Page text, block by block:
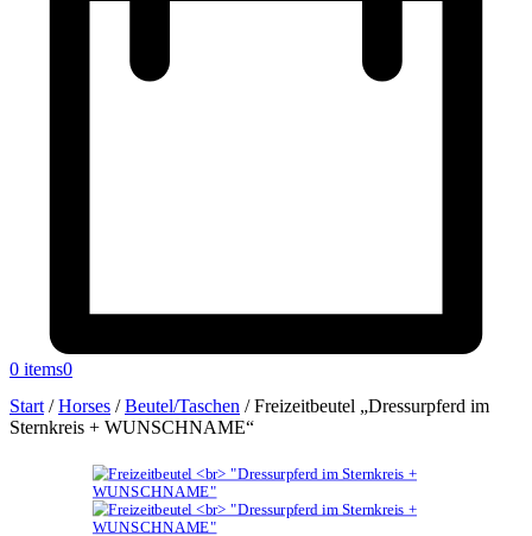
0 items0
Start /Horses /Beutel/Taschen /Freizeitbeutel „Dressurpferd im
Sternkreis + WUNSCHNAME“